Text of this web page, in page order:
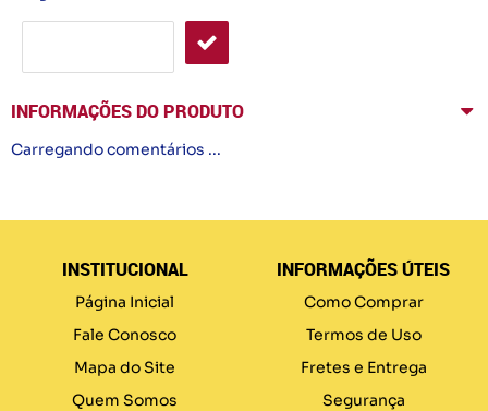
INFORMAÇÕES DO PRODUTO
Carregando comentários ...
INSTITUCIONAL
Página Inicial
Fale Conosco
Mapa do Site
Quem Somos
INFORMAÇÕES ÚTEIS
Como Comprar
Termos de Uso
Fretes e Entrega
Segurança